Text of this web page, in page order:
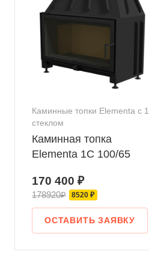
Каминные топки Elementa с 1
стеклом
Каминная топка
Elementa 1С 100/65
170 400 ₽
178920₽ 8520 ₽
ОСТАВИТЬ ЗАЯВКУ